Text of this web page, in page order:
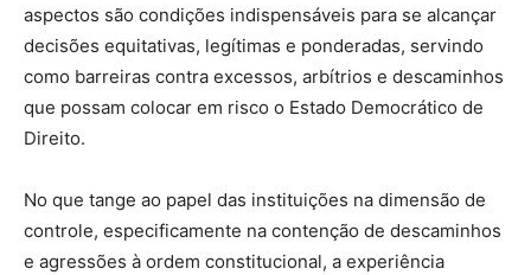
aspectos são condições indispensáveis para se alcançar
decisões equitativas, legítimas e ponderadas, servindo
como barreiras contra excessos, arbítrios e descaminhos
que possam colocar em risco o Estado Democrático de
Direito.
No que tange ao papel das instituições na dimensão de
controle, especificamente na contenção de descaminhos
e agressões à ordem constitucional, a experiência